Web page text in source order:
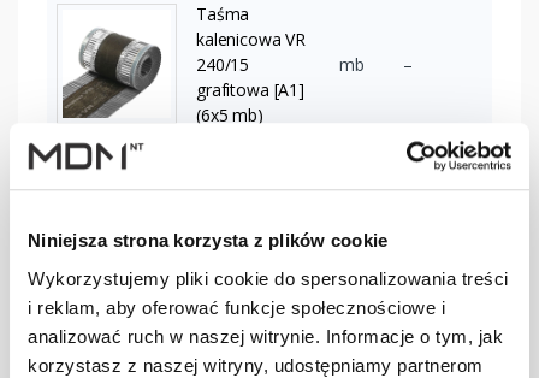
Niniejsza strona korzysta z plików cookie
Wykorzystujemy pliki cookie do spersonalizowania treści
i reklam, aby oferować funkcje społecznościowe i
analizować ruch w naszej witrynie. Informacje o tym, jak
korzystasz z naszej witryny, udostępniamy partnerom
Taśma
kalenicowa VR
240/15
grafitowa [A1]
(6x5 mb)
mb –
kalenicowa VR
[A1] (6x5 mb)
Taśma
kalenicowa VR
300/15 brązowa
mb –